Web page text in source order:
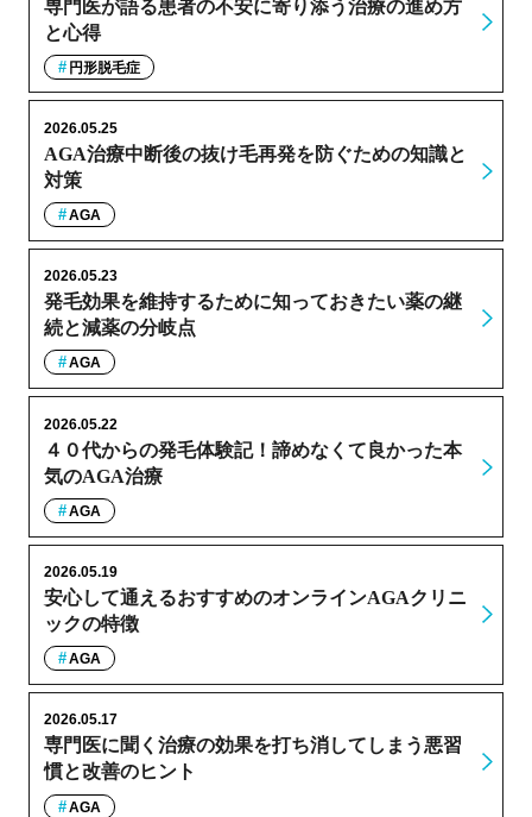
専門医が語る患者の不安に寄り添う治療の進め方
と心得
円形脱毛症
AGA治療中断後の抜け毛再発を防ぐための知識と
対策
2026.05.25
AGA
発毛効果を維持するために知っておきたい薬の継
続と減薬の分岐点
2026.05.23
AGA
４０代からの発毛体験記！諦めなくて良かった本
気のAGA治療
2026.05.22
AGA
安心して通えるおすすめのオンラインAGAクリニ
ックの特徴
2026.05.19
AGA
専門医に聞く治療の効果を打ち消してしまう悪習
慣と改善のヒント
2026.05.17
AGA